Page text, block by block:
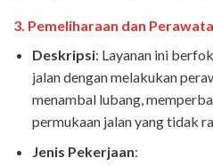
3. Pemeliharaan dan
Deskripsi: Layanan ini
jalan dengan melakukan
menambal lubang,
permukaan jalan yang tidak
Jenis Pekerjaan: